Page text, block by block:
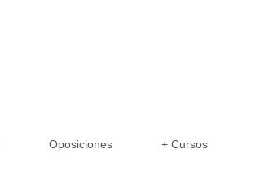
Oposiciones + Cursos